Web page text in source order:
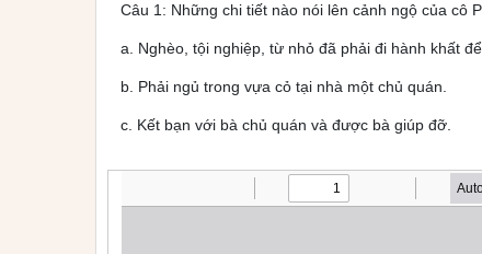
Câu 1: Những chi tiết nào nói lên cảnh ngộ của cô
a. Nghèo, tội nghiệp, từ nhỏ đã phải đi hành khất
b. Phải ngủ trong vựa cỏ tại nhà một chủ quán.
c. Kết bạn với bà chủ quán và được bà giúp đỡ.